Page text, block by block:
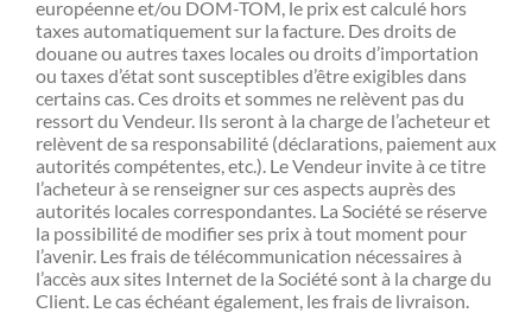
européenne et/ou DOM-TOM, le prix est calculé hors
taxes automatiquement sur la facture. Des droits de
douane ou autres taxes locales ou droits d’importation
ou taxes d’état sont susceptibles d’être exigibles dans
certains cas. Ces droits et sommes ne relèvent pas du
ressort du Vendeur. Ils seront à la charge de l’acheteur et
relèvent de sa responsabilité (déclarations, paiement aux
autorités compétentes, etc.). Le Vendeur invite à ce titre
l’acheteur à se renseigner sur ces aspects auprès des
autorités locales correspondantes. La Société se réserve
la possibilité de modifier ses prix à tout moment pour
l’avenir. Les frais de télécommunication nécessaires à
l’accès aux sites Internet de la Société sont à la charge du
Client. Le cas échéant également, les frais de livraison.